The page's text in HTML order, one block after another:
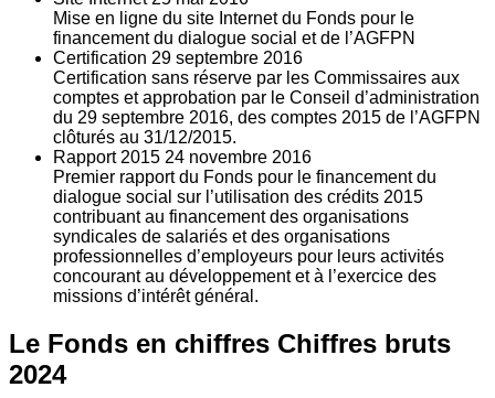
Mise en ligne du site Internet du Fonds pour le
financement du dialogue social et de l’AGFPN
Certification 29 septembre 2016
Certification sans réserve par les Commissaires aux
comptes et approbation par le Conseil d’administration
du 29 septembre 2016, des comptes 2015 de l’AGFPN
clôturés au 31/12/2015.
Rapport 2015 24 novembre 2016
Premier rapport du Fonds pour le financement du
dialogue social sur l’utilisation des crédits 2015
contribuant au financement des organisations
syndicales de salariés et des organisations
professionnelles d’employeurs pour leurs activités
concourant au développement et à l’exercice des
missions d’intérêt général.
Le Fonds en chiffres Chiffres bruts
2024